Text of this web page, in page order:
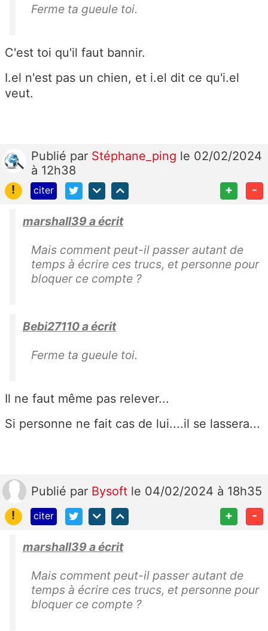
Ferme ta gueule toi.
C'est toi qu'il faut bannir.
I.el n'est pas un chien, et i.el dit ce qu'i.el
veut.
Publié par Stéphane_ping le 02/02/2024
à 12h38
!
citer + -
marshall39 a écrit
Mais comment peut-il passer autant de
temps à écrire ces trucs, et personne pour
bloquer ce compte ?
Bebi27110 a écrit
Ferme ta gueule toi.
Il ne faut même pas relever...
Si personne ne fait cas de lui....il se lassera...
Publié par Bysoft le 04/02/2024 à 18h35
!
citer + -
marshall39 a écrit
Mais comment peut-il passer autant de
temps à écrire ces trucs, et personne pour
bloquer ce compte ?